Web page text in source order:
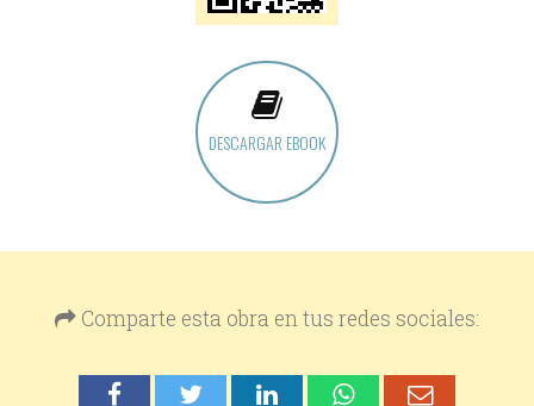
DESCARGAR EBOOK
Comparte esta obra en tus redes sociales: